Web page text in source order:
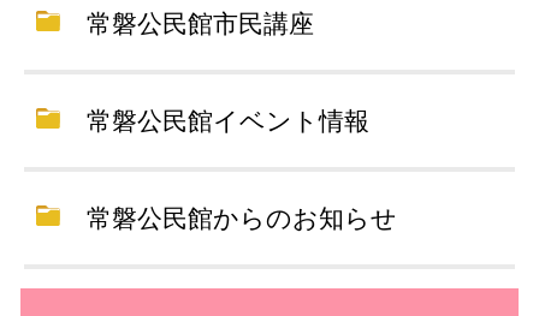
常磐公民館市民講座
常磐公民館イベント情報
常磐公民館からのお知らせ